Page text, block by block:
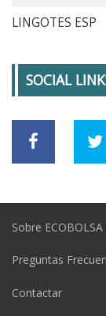
LINGOTES ESP
SOCIAL
Sobre ECOBOLSA
Preguntas
Contactar